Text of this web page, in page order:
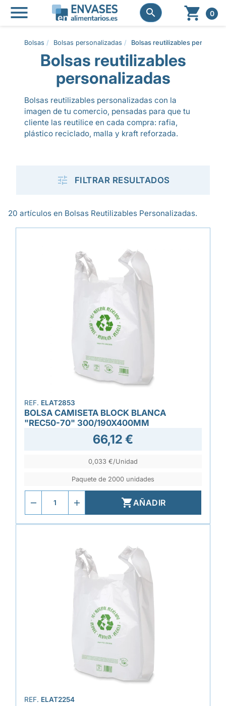
 
  0
Bolsas Bolsas personalizadas Bolsas reutilizables
Bolsas reutilizables
personalizadas
Bolsas reutilizables personalizadas con la
imagen de tu comercio, pensadas para que tu
cliente las reutilice en cada compra: rafia,
plástico reciclado, malla y kraft reforzada.
 FILTRAR RESULTADOS
20 artículos en Bolsas Reutilizables Personalizadas.
REF. ELAT2853
BOLSA CAMISETA BLOCK BLANCA
"REC50-70" 300/190X400MM
66,12 €
0,033 €/Unidad
Paquete de 2000 unidades
AÑADIR
REF. ELAT2254